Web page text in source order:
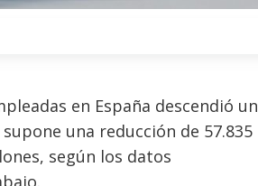
en España descendió un
una reducción de 57.835
según los datos